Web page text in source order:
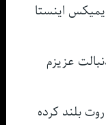
اینستا
عزیزم
بلند کرده